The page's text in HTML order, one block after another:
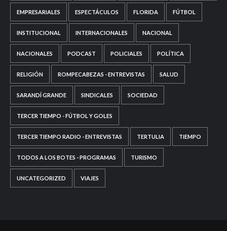
EMPRESARIALES ESPECTÁCULOS FLORIDA FÚTBOL
INSTITUCIONAL INTERNACIONALES NACIONAL
NACIONALES PODCAST POLICIALES POLÍTICA
RELIGIÓN ROMPECABEZAS - ENTREVISTAS SALUD
SARANDÍ GRANDE SINDICALES SOCIEDAD
TERCER TIEMPO - FÚTBOL Y GOLES
TERCER TIEMPO RADIO - ENTREVISTAS TERTULIA TIEMPO
TODOS A LOS BOTES - PROGRAMAS TURISMO
UNCATEGORIZED VIAJES